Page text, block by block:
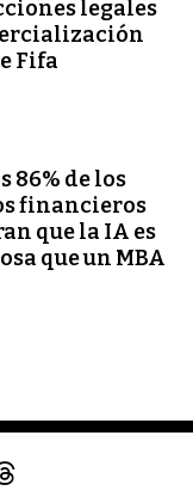
legales
Fifa
86% de los
financieros
que la IA es
que un MBA